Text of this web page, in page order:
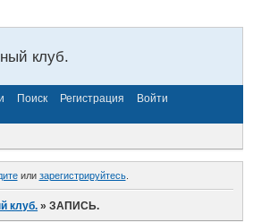
клуб.
Поиск Регистрация
Войти
или зарегистрируйтесь.
клуб. »ЗАПИСЬ.